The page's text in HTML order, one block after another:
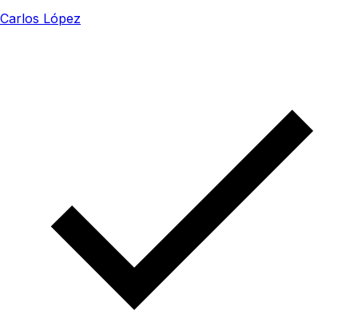
Carlos López